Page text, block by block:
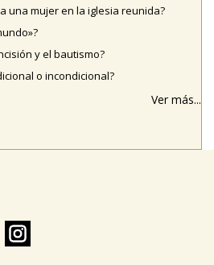
una mujer en la iglesia reunida?
y el bautismo?
o incondicional?
Ver más...